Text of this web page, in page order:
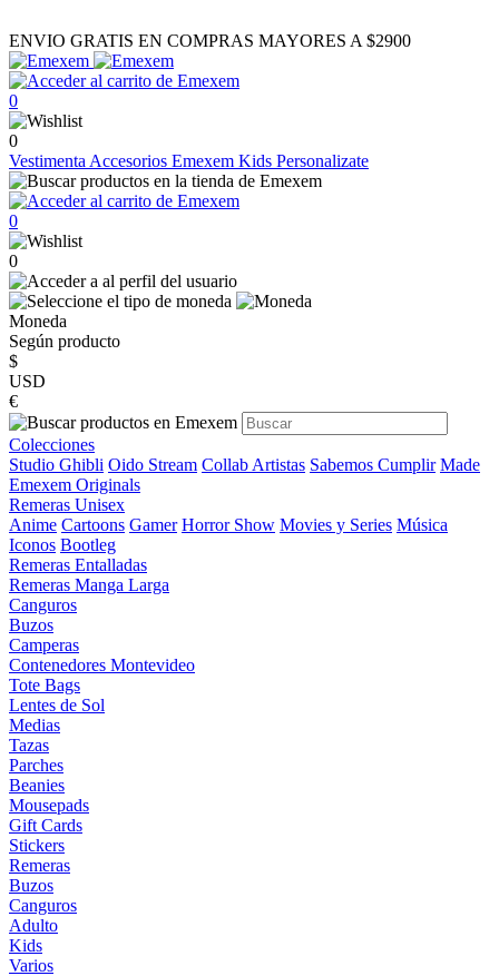
ENVIO GRATIS EN COMPRAS MAYORES A $2900
0
0
Vestimenta Accesorios Emexem Kids Personalizate
0
0
Moneda
Según producto
$
USD
€
Colecciones
Studio Ghibli Oido Stream Collab Artistas Sabemos Cumplir Made
Emexem Originals
Remeras Unisex
Anime Cartoons Gamer Horror Show Movies y Series Música
Iconos Bootleg
Remeras Entalladas
Remeras Manga Larga
Canguros
Buzos
Camperas
Contenedores Montevideo
Tote Bags
Lentes de Sol
Medias
Tazas
Parches
Beanies
Mousepads
Gift Cards
Stickers
Remeras
Buzos
Canguros
Adulto
Kids
Varios